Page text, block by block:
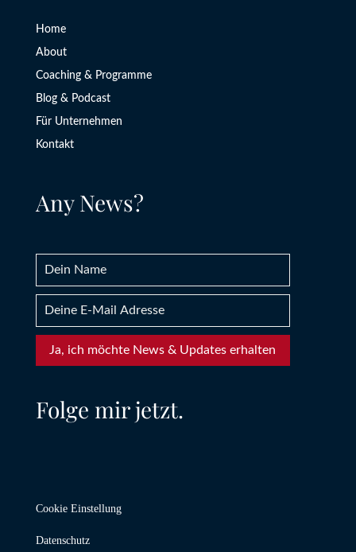
Home
About
Coaching & Programme
Blog & Podcast
Für Unternehmen
Kontakt
Any News?
Ja, ich möchte News & Updates erhalten
Folge mir jetzt.
Cookie Einstellung
Datenschutz